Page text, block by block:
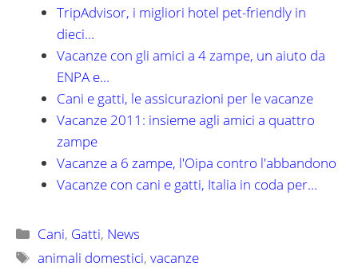
TripAdvisor, i migliori hotel pet-friendly in
dieci…
Vacanze con gli amici a 4 zampe, un aiuto da
ENPA e…
Cani e gatti, le assicurazioni per le vacanze
Vacanze 2011: insieme agli amici a quattro
zampe
Vacanze a 6 zampe, l'Oipa contro l'abbandono
Vacanze con cani e gatti, Italia in coda per…
Categorie
Cani, Gatti, News
Tag
animali domestici,vacanze